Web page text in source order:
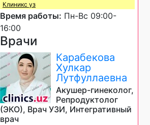
Клиникс уз
Время работы: Пн-Вс 09:00-
16:00
Врачи
Карабекова
Хулкар
Лутфуллаевна
Акушер-гинеколог,
Репродуктолог
(ЭКО), Врач УЗИ, Интегративный
врач